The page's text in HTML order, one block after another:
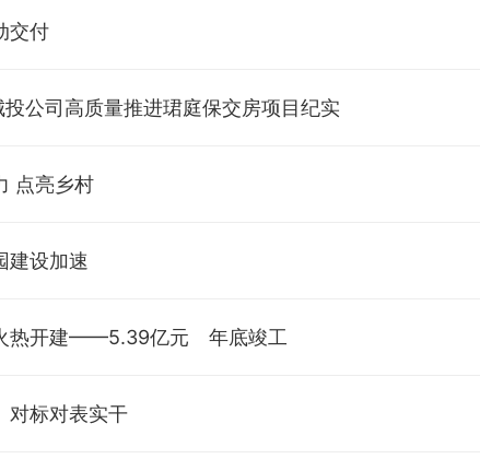
交付
公司高质量推进珺庭保交房项目纪实
点亮乡村
建设加速
火热开建——5.39亿元 年底竣工
对标对表实干